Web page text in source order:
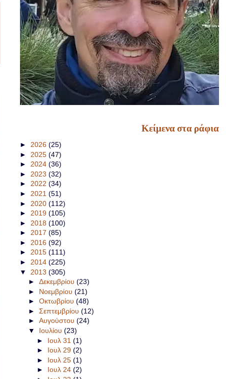
Κείμενα στα ράφια
► 2026 (25)
► 2025 (47)
► 2024 (36)
► 2023 (32)
► 2022 (34)
► 2021 (51)
► 2020 (112)
► 2019 (105)
► 2018 (100)
► 2017 (85)
► 2016 (92)
► 2015 (111)
► 2014 (225)
▼ 2013 (305)
► Δεκεμβρίου (23)
► Νοεμβρίου (21)
► Οκτωβρίου (48)
► Σεπτεμβρίου (12)
► Αυγούστου (24)
▼ Ιουλίου (23)
► Ιουλ 31(1)
► Ιουλ 29(2)
► Ιουλ 25(1)
► Ιουλ 24(2)